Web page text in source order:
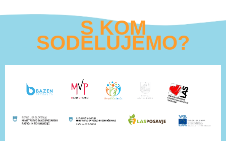
S KOM
SODELUJEMO?